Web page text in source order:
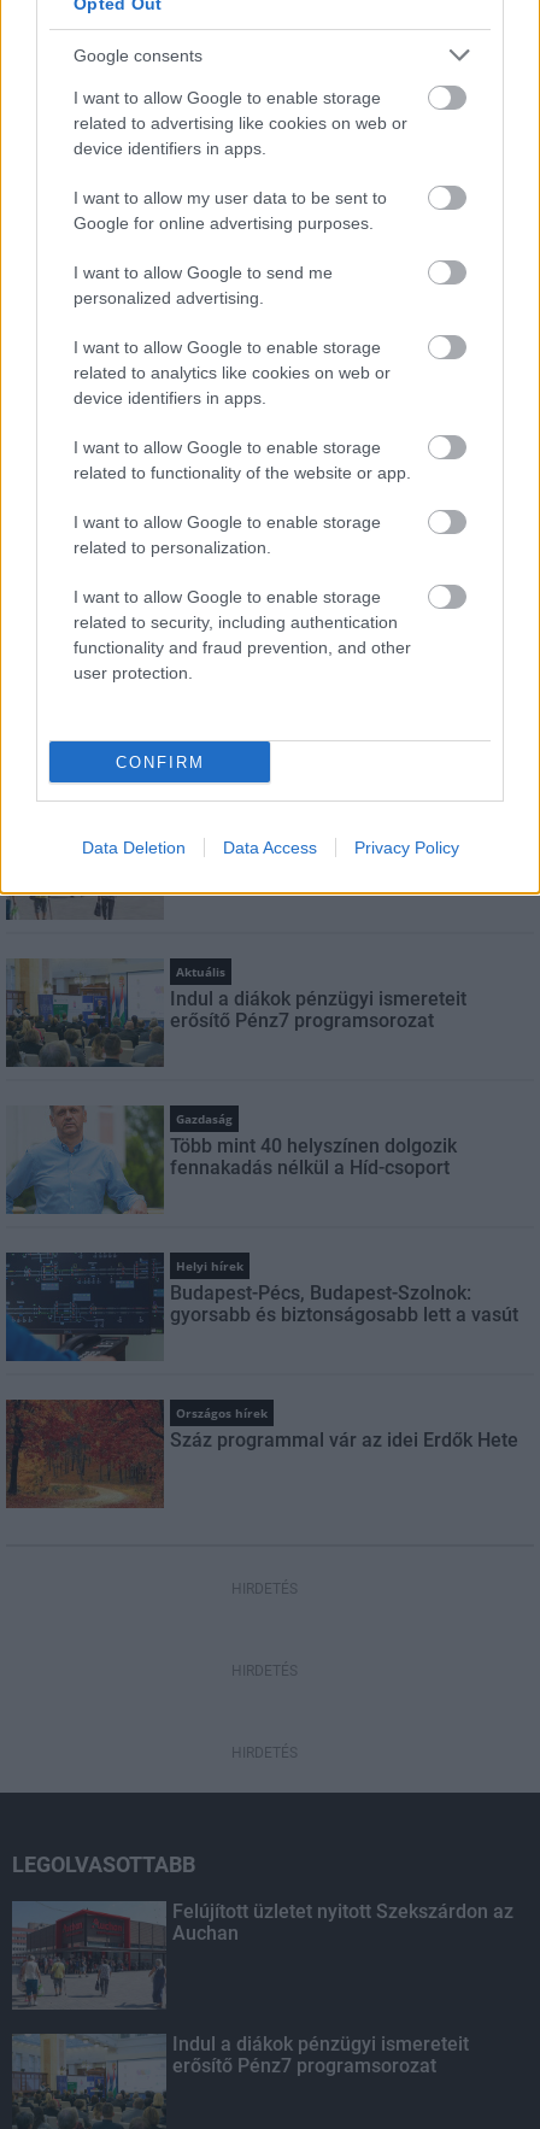
Google consents
I want to allow Google to enable storage
related to advertising like cookies on web or
device identifiers in apps.
I want to allow my user data to be sent to
Google for online advertising purposes.
I want to allow Google to send me
personalized advertising.
I want to allow Google to enable storage
related to analytics like cookies on web or
device identifiers in apps.
I want to allow Google to enable storage
related to functionality of the website or app.
I want to allow Google to enable storage
related to personalization.
I want to allow Google to enable storage
related to security, including authentication
functionality and fraud prevention, and other
user protection.
CONFIRM
Data Deletion Data Access Privacy Policy
Flórián téri felüljárón
mérföldköve a felülvizsgálat
árnyékában?
HÍRLEVÉL
E-mail cím
Feliratkozom a hírlevélre és elfogadom az
adatvédelmi
szabályzatot!
LEGNÉZETTEBB
Felújított üzletet nyitott Szekszárdon az
Aktuális
Indul a diákok pénzügyi ismereteit
erősítő Pénz7 programsorozat
Gazdaság
Több mint 40 helyszínen dolgozik
fennakadás nélkül a Híd-csoport
Helyi hírek
Budapest-Pécs, Budapest-Szolnok:
gyorsabb és biztonságosabb lett a vasút
Országos hírek
Száz programmal vár az idei Erdők Hete
HIRDETÉS
HIRDETÉS
HIRDETÉS
LEGOLVASOTTABB
Felújított üzletet nyitott Szekszárdon az
Auchan
Indul a diákok pénzügyi ismereteit
erősítő Pénz7 programsorozat